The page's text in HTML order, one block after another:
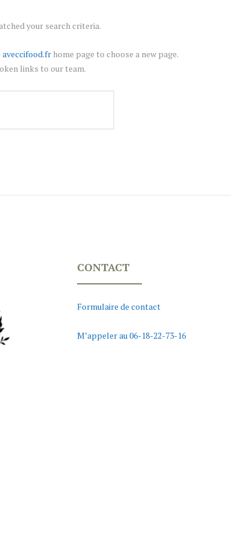
your search criteria.
aveccifood.fr home page to choose a new page.
links to our team.
CONTACT
Formulaire de contact
M’appeler au 06-18-22-73-16